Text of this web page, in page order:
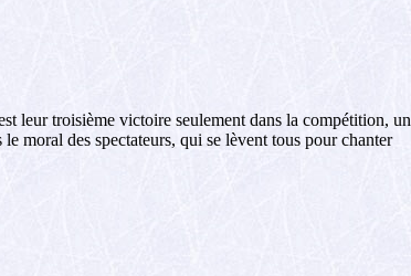
leur troisième victoire seulement dans la compétition, un
moral des spectateurs, qui se lèvent tous pour chanter